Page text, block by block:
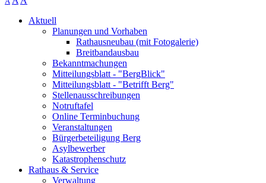
Aktuell
Planungen und Vorhaben
Rathausneubau (mit Fotogalerie)
Breitbandausbau
Bekanntmachungen
Mitteilungsblatt - "BergBlick"
Mitteilungsblatt - "Betrifft Berg"
Stellenausschreibungen
Notruftafel
Online Terminbuchung
Veranstaltungen
Bürgerbeteiligung Berg
Asylbewerber
Katastrophenschutz
Rathaus & Service
Verwaltung